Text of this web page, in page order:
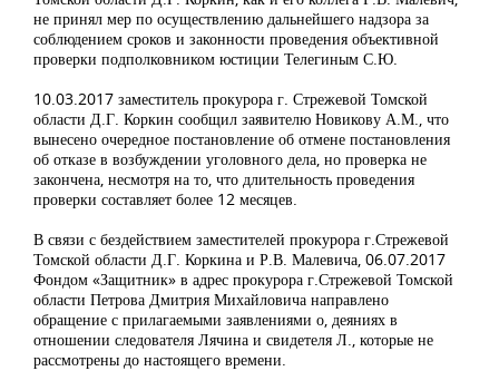
не принял мер по осуществлению дальнейшего надзора за
соблюдением сроков и законности проведения объективной
проверки подполковником юстиции Телегиным С.Ю.
10.03.2017 заместитель прокурора г. Стрежевой Томской
области Д.Г. Коркин сообщил заявителю Новикову А.М., что
вынесено очередное постановление об отмене постановления
об отказе в возбуждении уголовного дела, но проверка не
закончена, несмотря на то, что длительность проведения
проверки составляет более 12 месяцев.
В связи с бездействием заместителей прокурора г.Стрежевой
Томской области Д.Г. Коркина и Р.В. Малевича, 06.07.2017
Фондом «Защитник» в адрес прокурора г.Стрежевой Томской
области Петрова Дмитрия Михайловича направлено
обращение с прилагаемыми заявлениями о, деяниях в
отношении следователя Лячина и свидетеля Л., которые не
рассмотрены до настоящего времени.